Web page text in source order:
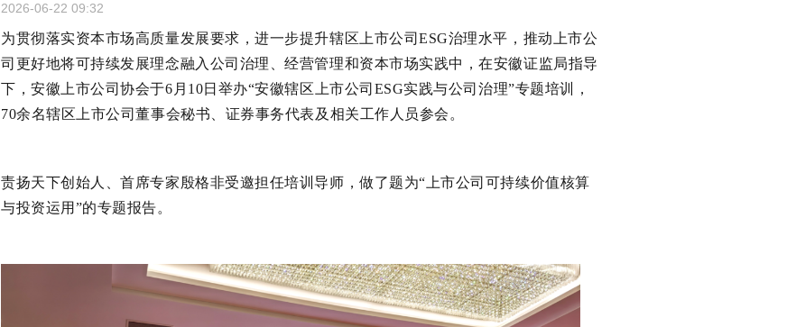
2026-06-22 09:32
为贯彻落实资本市场高质量发展要求，进一步提升辖区上市公司ESG治理水平，推动上市公
司更好地将可持续发展理念融入公司治理、经营管理和资本市场实践中，在安徽证监局指导
下，安徽上市公司协会于6月10日举办“安徽辖区上市公司ESG实践与公司治理”专题培训，
70余名辖区上市公司董事会秘书、证券事务代表及相关工作人员参会。
责扬天下创始人、首席专家殷格非受邀担任培训导师，做了题为“上市公司可持续价值核算
与投资运用”的专题报告。